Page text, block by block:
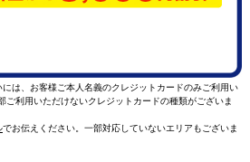
は、お客様ご本人名義のクレジットカードのみご利用い
利用いただけないクレジットカードの種類がございま
でお伝えください。一部対応していないエリアもございま